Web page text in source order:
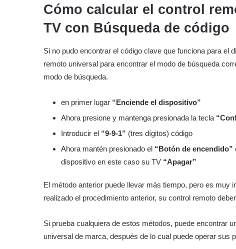
Cómo calcular el control
TV con Búsqueda de código
Si no pudo encontrar el código clave que funciona para el
remoto universal para encontrar el modo de búsqueda
modo de búsqueda.
en primer lugar “Enciende el dispositivo”
Ahora presione y mantenga presionada la tecla
Introducir el “9-9-1” (tres dígitos) código
Ahora mantén presionado el “Botón de encendido”
dispositivo en este caso su TV “Apagar”
El método anterior puede llevar más tiempo, pero es muy
realizado el procedimiento anterior, su control remoto
Si prueba cualquiera de estos métodos, puede encontrar
universal de marca, después de lo cual puede operar